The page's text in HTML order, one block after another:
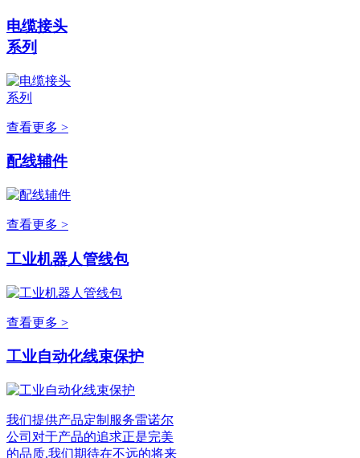
电缆接头
系列
查看更多 >
配线辅件
查看更多 >
工业机器人管线包
查看更多 >
工业自动化线束保护
我们提供产品定制服务雷诺尔
公司对于产品的追求正是完美
的品质,我们期待在不远的将来